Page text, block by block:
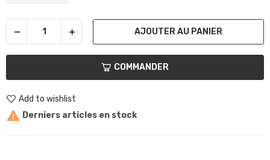
AJOUTER AU PANIER
COMMANDER
Add to wishlist
 Derniers articles en stock